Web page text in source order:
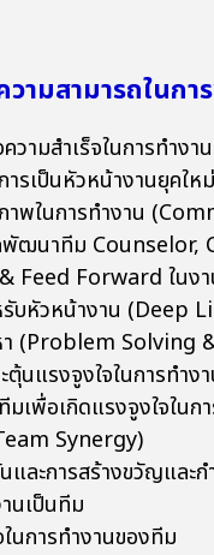
ามสามารถในก
วามสำเร็จในการทำ
เป็นหัวหน้างานยุคใหม่
าพในการทำงาน
พัฒนาทีม
Feed Forward ในงา
รับหัวหน้างาน (Deep
า (Problem Solving
ะตุ้นแรงจูงใจในการ
มเพื่อเกิดแรงจูงใจใน
Synergy)
และการสร้างขวัญและก
นเป็นทีม
นการทำงานของทีม